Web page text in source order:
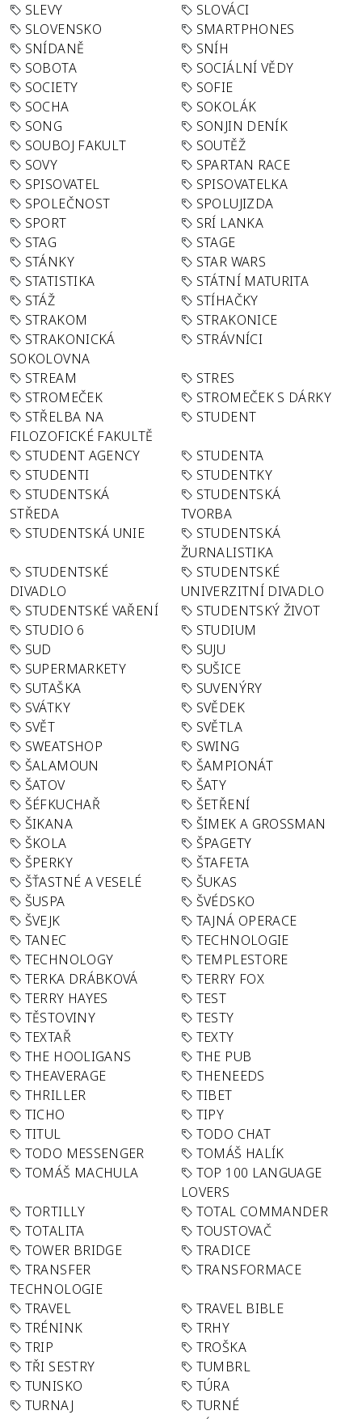
SLEVY
SLOVÁCI
SLOVENSKO
SMARTPHONES
SNÍDANĚ
SNÍH
SOBOTA
SOCIÁLNÍ VĚDY
SOCIETY
SOFIE
SOCHA
SOKOLÁK
SONG
SONJIN DENÍK
SOUBOJ FAKULT
SOUTĚŽ
SOVY
SPARTAN RACE
SPISOVATEL
SPISOVATELKA
SPOLEČNOST
SPOLUJIZDA
SPORT
SRÍ LANKA
STAG
STAGE
STÁNKY
STAR WARS
STATISTIKA
STÁTNÍ MATURITA
STÁŽ
STÍHAČKY
STRAKOM
STRAKONICE
STRAKONICKÁ
SOKOLOVNA
STRÁVNÍCI
STREAM
STRES
STROMEČEK
STROMEČEK S DÁRKY
STŘELBA NA
FILOZOFICKÉ FAKULTĚ
STUDENT
STUDENT AGENCY
STUDENTA
STUDENTI
STUDENTKY
STUDENTSKÁ
STŘEDA
STUDENTSKÁ
TVORBA
STUDENTSKÁ UNIE
STUDENTSKÁ
ŽURNALISTIKA
STUDENTSKÉ
DIVADLO
STUDENTSKÉ
UNIVERZITNÍ DIVADLO
STUDENTSKÉ VAŘENÍ
STUDENTSKÝ ŽIVOT
STUDIO 6
STUDIUM
SUD
SUJU
SUPERMARKETY
SUŠICE
SUTAŠKA
SUVENÝRY
SVÁTKY
SVĚDEK
SVĚT
SVĚTLA
SWEATSHOP
SWING
ŠALAMOUN
ŠAMPIONÁT
ŠATOV
ŠATY
ŠÉFKUCHAŘ
ŠETŘENÍ
ŠIKANA
ŠIMEK A GROSSMAN
ŠKOLA
ŠPAGETY
ŠPERKY
ŠTAFETA
ŠŤASTNÉ A VESELÉ
ŠUKAS
ŠUSPA
ŠVÉDSKO
ŠVEJK
TAJNÁ OPERACE
TANEC
TECHNOLOGIE
TECHNOLOGY
TEMPLESTORE
TERKA DRÁBKOVÁ
TERRY FOX
TERRY HAYES
TEST
TĚSTOVINY
TESTY
TEXTAŘ
TEXTY
THE HOOLIGANS
THE PUB
THEAVERAGE
THENEEDS
THRILLER
TIBET
TICHO
TIPY
TITUL
TODO CHAT
TODO MESSENGER
TOMÁŠ HALÍK
TOMÁŠ MACHULA
TOP 100 LANGUAGE
LOVERS
TORTILLY
TOTAL COMMANDER
TOTALITA
TOUSTOVAČ
TOWER BRIDGE
TRADICE
TRANSFER
TECHNOLOGIE
TRANSFORMACE
TRAVEL
TRAVEL BIBLE
TRÉNINK
TRHY
TRIP
TROŠKA
TŘI SESTRY
TUMBRL
TUNISKO
TÚRA
TURNAJ
TURNÉ